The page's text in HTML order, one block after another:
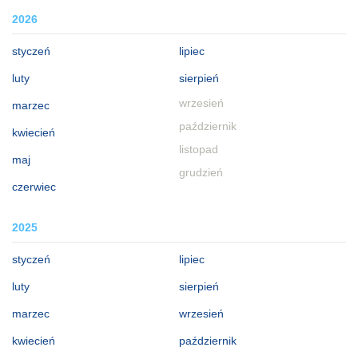
2026
styczeń
luty
marzec
kwiecień
maj
czerwiec
lipiec
sierpień
wrzesień
październik
listopad
grudzień
2025
styczeń
luty
marzec
kwiecień
lipiec
sierpień
wrzesień
październik